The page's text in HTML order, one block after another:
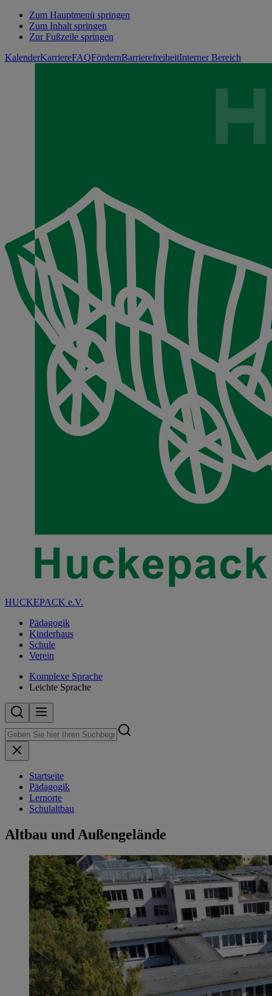
Zum Hauptmenü springen
Zum Inhalt springen
Zur Fußzeile springen
KalenderKarriereFAQFördernBarrierefreiheitInterner Bereich
HUCKEPACK e.V.
Pädagogik
Kinderhaus
Schule
Verein
Komplexe Sprache
Leichte Sprache
Startseite
Pädagogik
Lernorte
Schulaltbau
Altbau und Außengelände